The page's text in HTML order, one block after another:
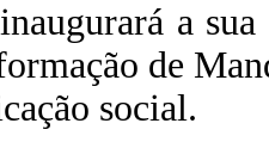
a
de
social.